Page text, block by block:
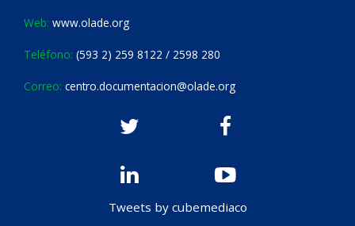
Web: www.olade.org
Teléfono: (593 2) 259 8122 / 2598 280
Correo: centro.documentacion@olade.org
Tweets by cubemediaco